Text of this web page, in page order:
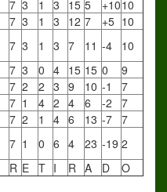
7 3 1 3 15 5 +1010
7 3 1 3 12 7 +5 10
7 3 1 3 7 11 -4
10
7 3 0 4 15 15 0
9
7 2 2 3 9 10 -1
7
7 1 4 2 4 6 -2
7
7 2 1 4 6 13 -7 7
7 1 0 6 4 23 -19 2
R E T I R A D
O